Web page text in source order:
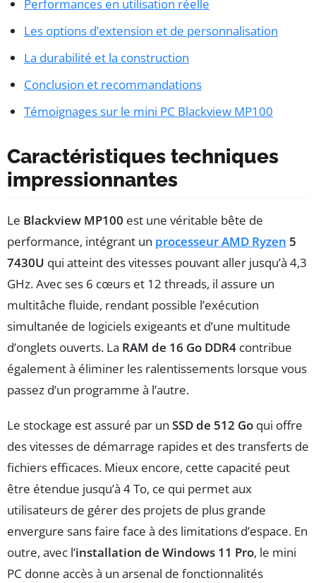
Performances en utilisation réelle
Les options d’extension et de personnalisation
La durabilité et la construction
Conclusion et recommandations
Témoignages sur le mini PC Blackview MP100
Caractéristiques techniques
impressionnantes
Le Blackview MP100 est une véritable bête de
performance, intégrant un processeur AMD Ryzen 5
7430U qui atteint des vitesses pouvant aller jusqu’à 4,3
GHz. Avec ses 6 cœurs et 12 threads, il assure un
multitâche fluide, rendant possible l’exécution
simultanée de logiciels exigeants et d’une multitude
d’onglets ouverts. La RAM de 16 Go DDR4 contribue
également à éliminer les ralentissements lorsque vous
passez d’un programme à l’autre.
Le stockage est assuré par un SSD de 512 Go qui offre
des vitesses de démarrage rapides et des transferts de
fichiers efficaces. Mieux encore, cette capacité peut
être étendue jusqu’à 4 To, ce qui permet aux
utilisateurs de gérer des projets de plus grande
envergure sans faire face à des limitations d’espace. En
outre, avec l’installation de Windows 11 Pro, le mini
PC donne accès à un arsenal de fonctionnalités